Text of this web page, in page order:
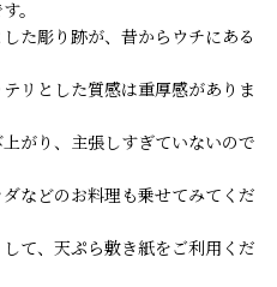
。
た彫り跡が、昔からウチにある
リとした質感は重厚感がありま
がり、主張しすぎていないので
などのお料理も乗せてみてくだ
て、天ぷら敷き紙をご利用くだ